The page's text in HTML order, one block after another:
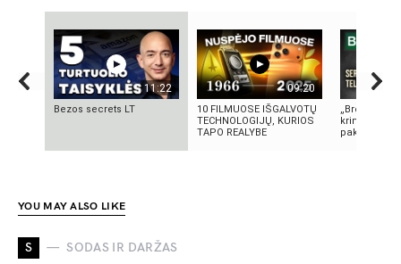
11:22
Bezos secrets LT
09:20
10 FILMUOSE IŠGALVOTŲ
TECHNOLOGIJŲ, KURIOS
TAPO REALYBE
„Bręstantis
kriminalinis
pakeitęs
YOU MAY ALSO LIKE
S SODAS IR DARŽAS